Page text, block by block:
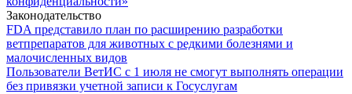
Законодательство
FDA представило план по расширению разработки
ветпрепаратов для животных с редкими болезнями и
малочисленных видов
Пользователи ВетИС с 1 июля не смогут выполнять операции
без привязки учетной записи к Госуслугам